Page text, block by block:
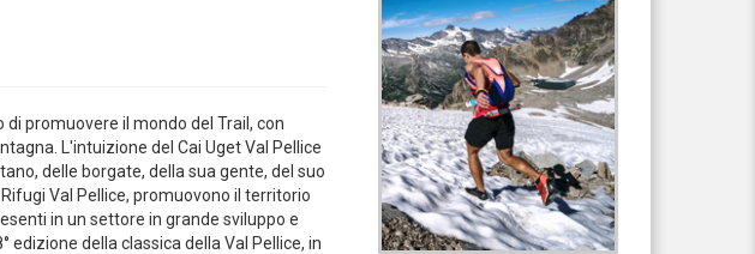
promuovere il mondo del Trail, con
L'intuizione del Cai Uget Val Pellice
delle borgate, della sua gente, del suo
Val Pellice, promuovono il territorio
in un settore in grande sviluppo e
della classica della Val Pellice, in